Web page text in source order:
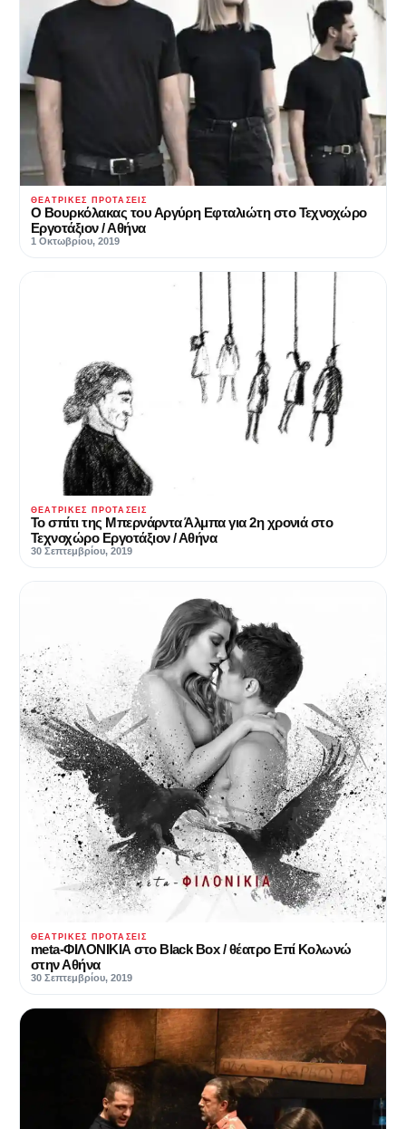
ΘΕΑΤΡΙΚΈΣ ΠΡΟΤΆΣΕΙΣ
Ο Βουρκόλακας του Αργύρη Εφταλιώτη στο Τεχνοχώρο
Εργοτάξιον / Αθήνα
1 Οκτωβρίου, 2019
ΘΕΑΤΡΙΚΈΣ ΠΡΟΤΆΣΕΙΣ
Το σπίτι της Μπερνάρντα Άλμπα για 2η χρονιά στο
Τεχνοχώρο Εργοτάξιον / Αθήνα
30 Σεπτεμβρίου, 2019
ΘΕΑΤΡΙΚΈΣ ΠΡΟΤΆΣΕΙΣ
meta-ΦΙΛΟΝΙΚΙΑ στο Black Box / θέατρο Επί Κολωνώ
στην Αθήνα
30 Σεπτεμβρίου, 2019